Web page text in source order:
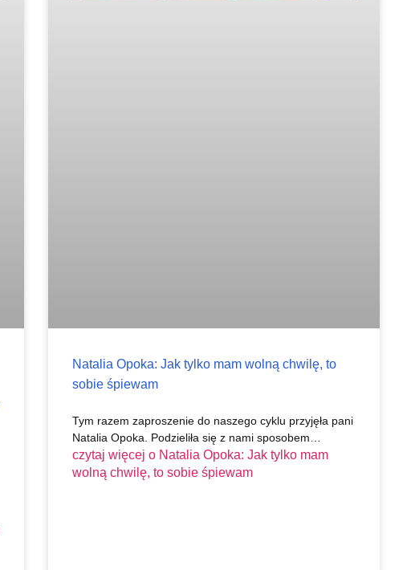
Natalia Opoka: Jak tylko mam wolną chwilę, to
sobie śpiewam
Tym razem zaproszenie do naszego cyklu przyjęła pani
Natalia Opoka. Podzieliła się z nami sposobem…
czytaj więcej oNatalia Opoka: Jak tylko mam
wolną chwilę, to sobie śpiewam